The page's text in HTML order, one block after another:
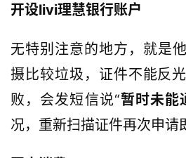
网
风
标
开设livi理慧银行账户
无特别注意的地方，就是
摄比较垃圾，证件不能反
败，会发短信说“暂时未能
况，重新扫描证件再次申请